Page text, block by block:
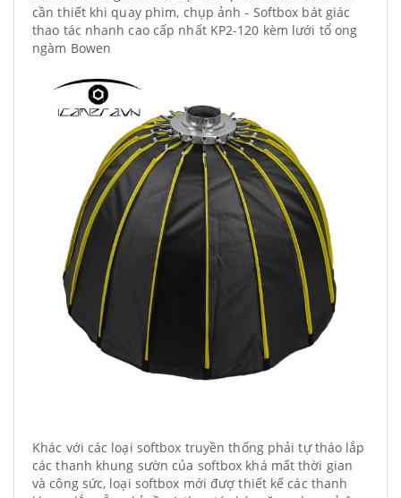
cần thiết khi quay phim, chụp ảnh - Softbox bát giác
thao tác nhanh cao cấp nhất KP2-120 kèm lưới tổ ong
ngàm Bowen
Khác với các loại softbox truyền thống phải tự tháo lắp
các thanh khung sườn của softbox khá mất thời gian
và công sức, loại softbox mới đượ thiết kế các thanh